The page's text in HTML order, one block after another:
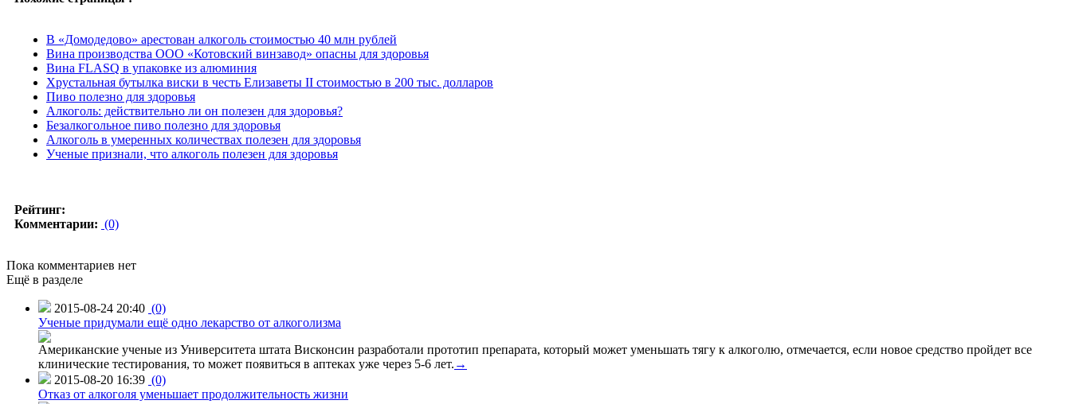
В «Домодедово» арестован алкоголь стоимостью 40 млн рублей
Вина производства ООО «Котовский винзавод» опасны для здоровья
Вина FLASQ в упаковке из алюминия
Хрустальная бутылка виски в честь Елизаветы II стоимостью в 200 тыс. долларов
Пиво полезно для здоровья
Алкоголь: действительно ли он полезен для здоровья?
Безалкогольное пиво полезно для здоровья
Алкоголь в умеренных количествах полезен для здоровья
Ученые признали, что алкоголь полезен для здоровья
Рейтинг:
Комментарии: (0)
Пока комментариев нет
Ещё в разделе
2015-08-24 20:40 (0)
Ученые придумали ещё одно лекарство от алкоголизма
Американские ученые из Университета штата Висконсин разработали прототип препарата, который может уменьшать тягу к алкоголю, отмечается, если новое средство пройдет все
клинические тестирования, то может появиться в аптеках уже через 5-6 лет. →
2015-08-20 16:39 (0)
Отказ от алкоголя уменьшает продолжительность жизни